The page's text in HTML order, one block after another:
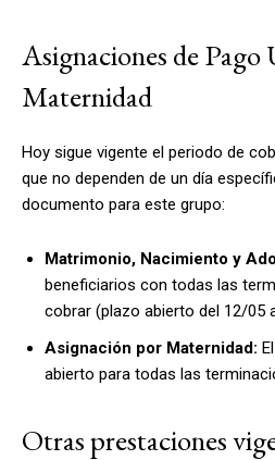
Asignaciones de
Maternidad
Hoy sigue vigente el periodo de
que no dependen de un día
documento para este grupo:
Matrimonio, Nacimiento y
beneficiarios con todas las
cobrar (plazo abierto del 12/05
Asignación por Maternidad:
abierto para todas las
Otras prestaciones